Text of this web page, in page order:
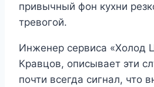
привычный фон кухни
тревогой.
Инженер сервиса «Холод
Кравцов, описывает эти
почти всегда сигнал, что